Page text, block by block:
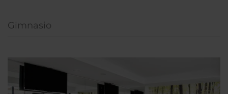
Gimnasio